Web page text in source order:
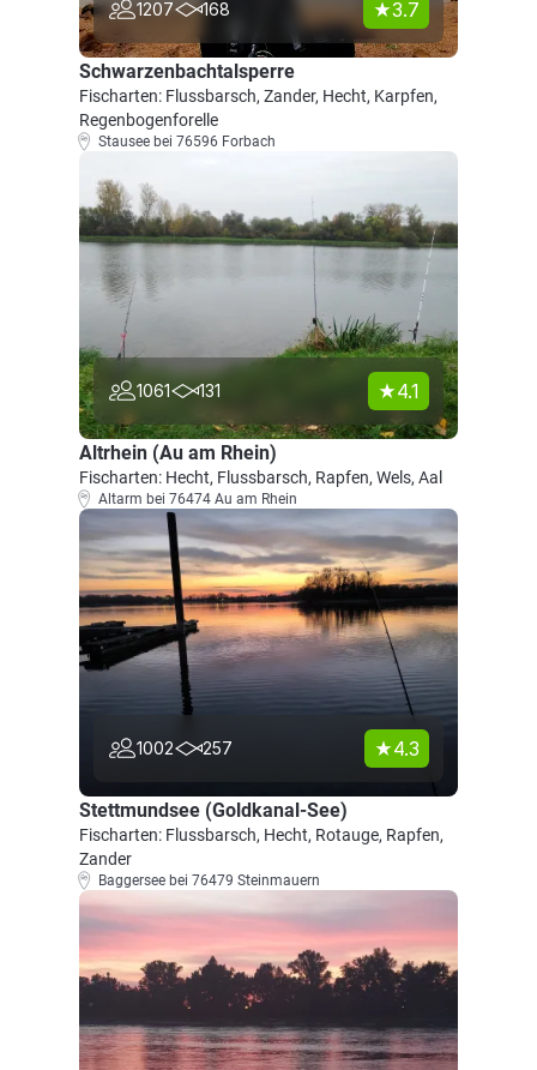
1207 168 3.7
Schwarzenbachtalsperre
Fischarten: Flussbarsch, Zander, Hecht, Karpfen,
Regenbogenforelle
Stausee bei 76596 Forbach
1061 131 4.1
Altrhein (Au am Rhein)
Fischarten: Hecht, Flussbarsch, Rapfen, Wels, Aal
Altarm bei 76474 Au am Rhein
1002 257 4.3
Stettmundsee (Goldkanal-See)
Fischarten: Flussbarsch, Hecht, Rotauge, Rapfen,
Zander
Baggersee bei 76479 Steinmauern